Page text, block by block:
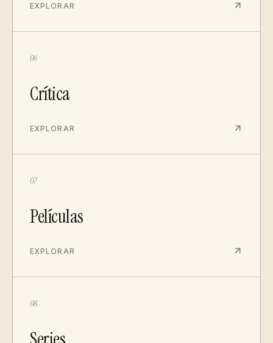
EXPLORAR
06
Crítica
EXPLORAR
07
Películas
EXPLORAR
08